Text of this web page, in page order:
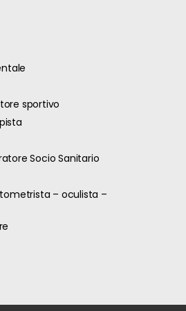
sportivo
Socio Sanitario
– oculista –